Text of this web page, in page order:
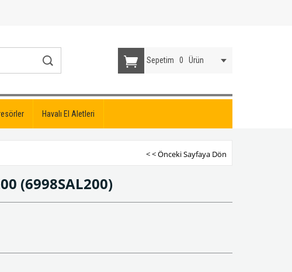
Sepetim 0 Ürün
Havalı El Aletleri
< < Önceki Sayfaya Dön
(6998SAL200)